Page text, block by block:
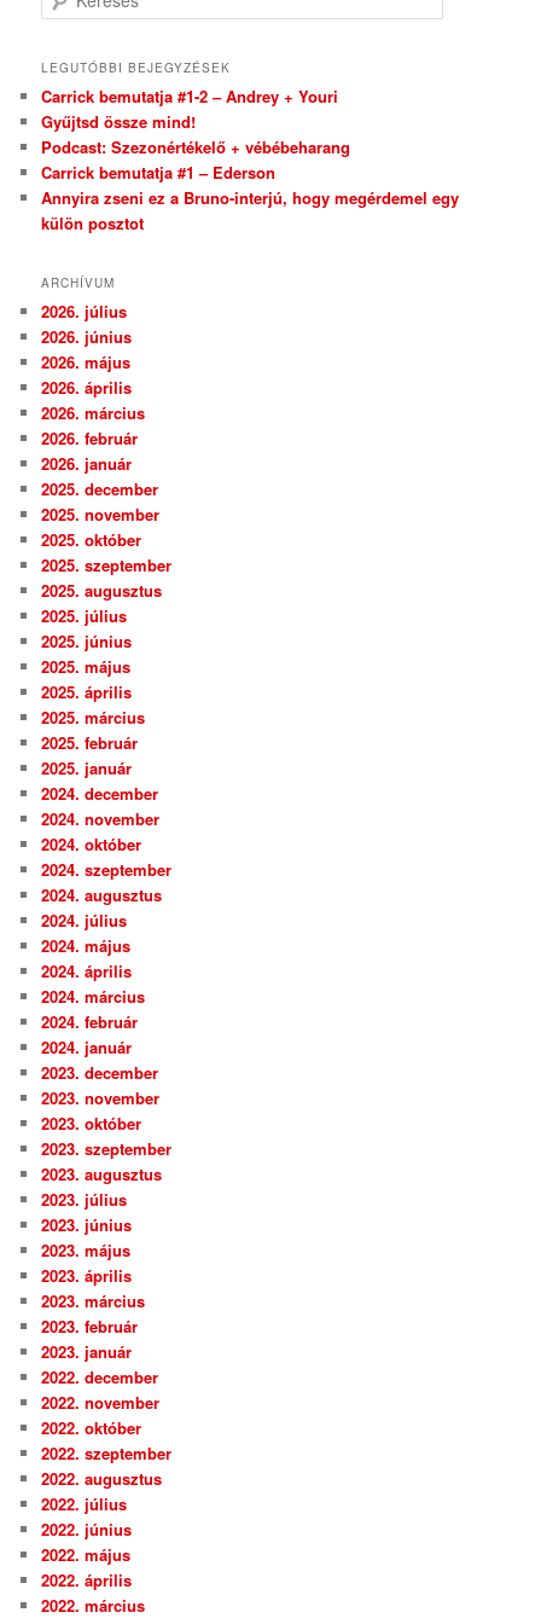
LEGUTÓBBI BEJEGYZÉSEK
Carrick bemutatja #1-2 – Andrey + Youri
Gyűjtsd össze mind!
Podcast: Szezonértékelő + vébébeharang
Carrick bemutatja #1 – Ederson
Annyira zseni ez a Bruno-interjú, hogy megérdemel egy
külön posztot
ARCHÍVUM
2026. július
2026. június
2026. május
2026. április
2026. március
2026. február
2026. január
2025. december
2025. november
2025. október
2025. szeptember
2025. augusztus
2025. július
2025. június
2025. május
2025. április
2025. március
2025. február
2025. január
2024. december
2024. november
2024. október
2024. szeptember
2024. augusztus
2024. július
2024. május
2024. április
2024. március
2024. február
2024. január
2023. december
2023. november
2023. október
2023. szeptember
2023. augusztus
2023. július
2023. június
2023. május
2023. április
2023. március
2023. február
2023. január
2022. december
2022. november
2022. október
2022. szeptember
2022. augusztus
2022. július
2022. június
2022. május
2022. április
2022. március